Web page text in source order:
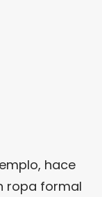
hace
ropa formal